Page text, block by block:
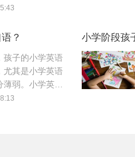
教呢？下面就
法。
？
孩子的小学英语
尤其是小学英语
弱。小学英语
家长最关心的
小学阶段孩